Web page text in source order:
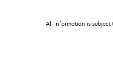
All information is subject